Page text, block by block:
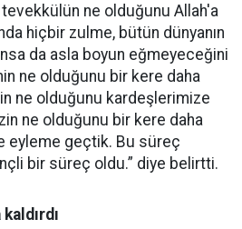
ne olduğunu Allah'a
hiçbir zulme, bütün dünyanın
da asla boyun eğmeyeceğini
ne olduğunu bir kere daha
ne olduğunu kardeşlerimize
ne olduğunu bir kere daha
eyleme geçtik. Bu süreç
bir süreç oldu.” diye belirtti.